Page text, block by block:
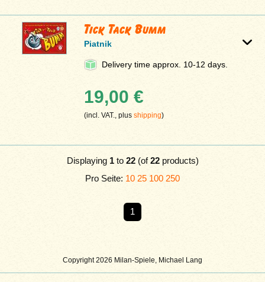
Copyright 2026 Milan-Spiele, Michael Lang
Tick Tack Bumm
Piatnik
Delivery time approx. 10-12 days.
19,00 €
(incl. VAT., plusshipping)
Displaying 1to 22(of22products)
Pro Seite: 10 25 100 250
1